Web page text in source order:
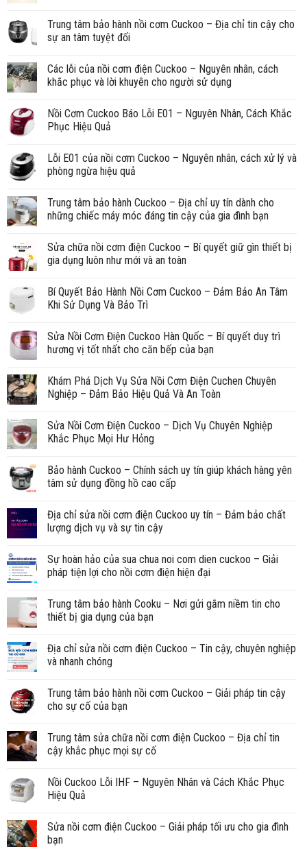
Trung tâm bảo hành nồi cơm Cuckoo – Địa chỉ tin cậy cho
sự an tâm tuyệt đối
Các lỗi của nồi cơm điện Cuckoo – Nguyên nhân, cách
khắc phục và lời khuyên cho người sử dụng
Nồi Cơm Cuckoo Báo Lỗi E01 – Nguyên Nhân, Cách Khắc
Phục Hiệu Quả
Lỗi E01 của nồi cơm Cuckoo – Nguyên nhân, cách xử lý và
phòng ngừa hiệu quả
Trung tâm bảo hành Cuckoo – Địa chỉ uy tín dành cho
những chiếc máy móc đáng tin cậy của gia đình bạn
Sửa chữa nồi cơm điện Cuckoo – Bí quyết giữ gìn thiết bị
gia dụng luôn như mới và an toàn
Bí Quyết Bảo Hành Nồi Cơm Cuckoo – Đảm Bảo An Tâm
Khi Sử Dụng Và Bảo Trì
Sửa Nồi Cơm Điện Cuckoo Hàn Quốc – Bí quyết duy trì
hương vị tốt nhất cho căn bếp của bạn
Khám Phá Dịch Vụ Sửa Nồi Cơm Điện Cuchen Chuyên
Nghiệp – Đảm Bảo Hiệu Quả Và An Toàn
Sửa Nồi Cơm Điện Cuckoo – Dịch Vụ Chuyên Nghiệp
Khắc Phục Mọi Hư Hỏng
Bảo hành Cuckoo – Chính sách uy tín giúp khách hàng yên
tâm sử dụng đồng hồ cao cấp
Địa chỉ sửa nồi cơm điện Cuckoo uy tín – Đảm bảo chất
lượng dịch vụ và sự tin cậy
Sự hoàn hảo của sua chua noi com dien cuckoo – Giải
pháp tiện lợi cho nồi cơm điện hiện đại
Trung tâm bảo hành Cooku – Nơi gửi gắm niềm tin cho
thiết bị gia dụng của bạn
Địa chỉ sửa nồi cơm điện Cuckoo – Tin cậy, chuyên nghiệp
và nhanh chóng
Trung tâm bảo hành nồi cơm Cuckoo – Giải pháp tin cậy
cho sự cố của bạn
Trung tâm sửa chữa nồi cơm điện Cuckoo – Địa chỉ tin
cậy khắc phục mọi sự cố
Nồi Cuckoo Lỗi IHF – Nguyên Nhân và Cách Khắc Phục
Hiệu Quả
Sửa nồi cơm điện Cuckoo – Giải pháp tối ưu cho gia đình
bạn